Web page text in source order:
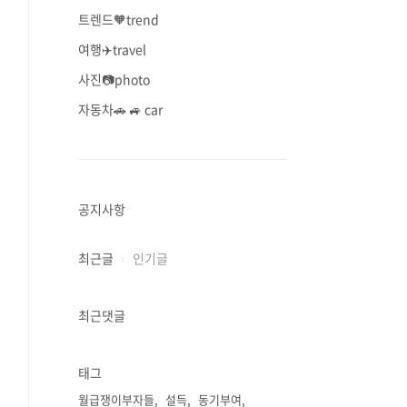
트렌드🧡trend
여행✈️travel
사진📷photo
자동차🚗 🚙 car
공지사항
최근글 인기글
최근댓글
태그
월급쟁이부자들 설득 동기부여